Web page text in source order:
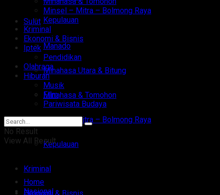
Sulut
Manado
Minahasa Utara & Bitung
Minahasa & Tomohon
Minsel – Mitra – Bolmong Raya
Kepulauan
Kriminal
Minsel – Mitra – Bolmong Raya
Kepulauan
Kriminal
Ekonomi & Bisnis
Iptek
Pendidikan
Olahraga
Hiburan
Musik
Film
Pariwisata Budaya
No Result
View All Result
Home
Nasional